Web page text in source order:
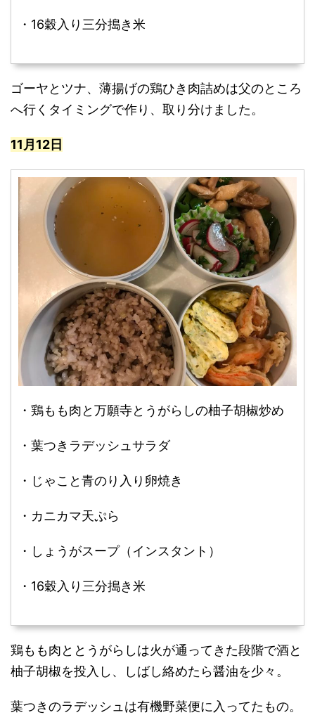
・16穀入り三分搗き米
ゴーヤとツナ、薄揚げの鶏ひき肉詰めは父のところ
へ行くタイミングで作り、取り分けました。
11月12日
・鶏もも肉と万願寺とうがらしの柚子胡椒炒め
・葉つきラデッシュサラダ
・じゃこと青のり入り卵焼き
・カニカマ天ぷら
・しょうがスープ（インスタント）
・16穀入り三分搗き米
鶏もも肉ととうがらしは火が通ってきた段階で酒と
柚子胡椒を投入し、しばし絡めたら醤油を少々。
葉つきのラデッシュは有機野菜便に入ってたもの。